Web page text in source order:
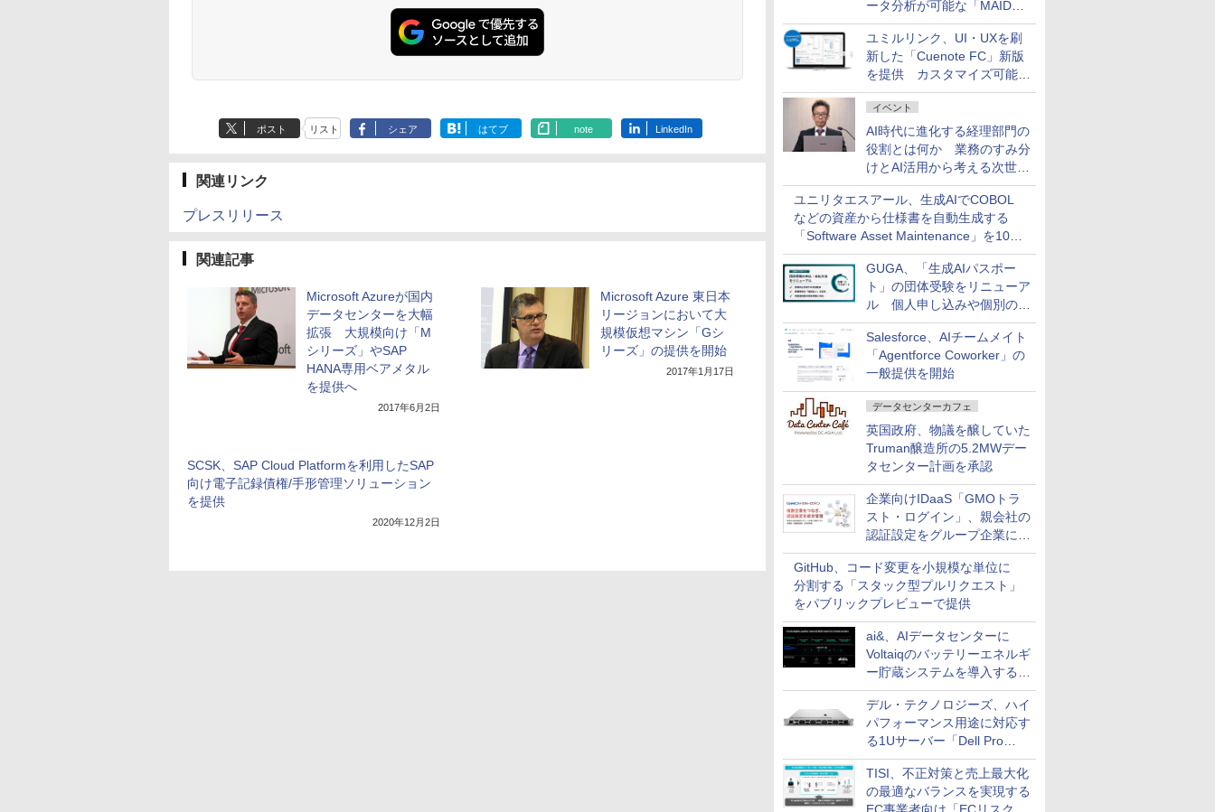
ータ分析が可能な「MAIDOA
AI ASSIST」を9月より提供
ユミルリンク、UI・UXを刷
新した「Cuenote FC」新版
を提供 カスタマイズ可能な
ダッシュボード画面を搭載
イベント
AI時代に進化する経理部門の
役割とは何か 業務のすみ分
けとAI活用から考える次世代
ファイナンス戦略
ユニリタエスアール、生成AIでCOBOL
などの資産から仕様書を自動生成する
「Software Asset Maintenance」を10月
に発売
GUGA、「生成AIパスポー
ト」の団体受験をリニューア
ル 個人申し込みや個別の支
払いなどに対応
Salesforce、AIチームメイト
「Agentforce Coworker」の
一般提供を開始
データセンターカフェ
英国政府、物議を醸していた
Truman醸造所の5.2MWデー
タセンター計画を承認
企業向けIDaaS「GMOトラ
スト・ログイン」、親会社の
認証設定をグループ企業に展
開できる新機能を提供
GitHub、コード変更を小規模な単位に
分割する「スタック型プルリクエスト」
をパブリックプレビューで提供
ai&、AIデータセンターに
Voltaiqのバッテリーエネルギ
ー貯蔵システムを導入する計
画を発表
デル・テクノロジーズ、ハイ
パフォーマンス用途に対応す
る1Uサーバー「Dell Pro
Precision 7 R1ラック」を発
売
TISI、不正対策と売上最大化
の最適なバランスを実現する
ポスト リスト シェア はてブ note LinkedIn
関連リンク
プレスリリース
関連記事
Microsoft Azureが国内
データセンターを大幅
拡張 大規模向け「M
シリーズ」やSAP
HANA専用ベアメタル
を提供へ
2017年6月2日
Microsoft Azure 東日本
リージョンにおいて大
規模仮想マシン「Gシ
リーズ」の提供を開始
2017年1月17日
SCSK、SAP Cloud Platformを利用したSAP
向け電子記録債権/手形管理ソリューション
を提供
2020年12月2日